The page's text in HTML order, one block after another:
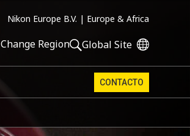
Nikon Europe B.V. | Europe & Africa
Change Region Global Site
CONTACTO